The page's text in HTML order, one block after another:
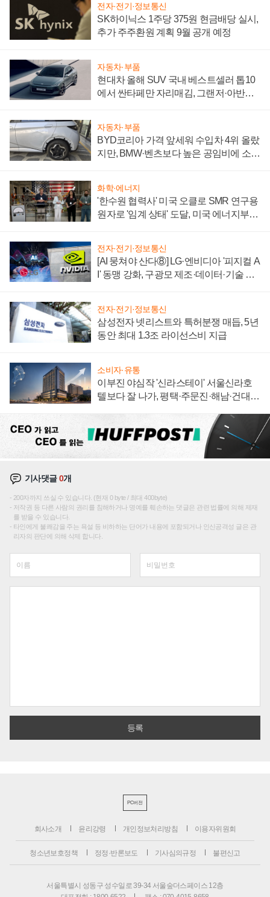
전자·전기·정보통신
SK하이닉스 1주당 375원 현금배당 실시,
추가 주주환원 계획 9월 공개 예정
자동차·부품
현대차 올해 SUV 국내 베스트셀러 톱10
에서 싼타페만 자리매김, 그랜저·아반떼
자동차·부품
BYD코리아 가격 앞세워 수입차 4위 올랐
지만, BMW·벤츠보다 높은 공임비에 소비
화학·에너지
'한수원 협력사' 미국 오클로 SMR 연구용
원자로 '임계 상태' 도달, 미국 에너지부
전자·전기·정보통신
[AI 뭉쳐야 산다⑧] LG·엔비디아 '피지컬 A
I' 동맹 강화, 구광모 제조·데이터·기술 결
전자·전기·정보통신
삼성전자 넷리스트와 특허분쟁 매듭, 5년
동안 최대 1.3조 라이선스비 지급
소비자·유통
이부진 야심작 '신라스테이' 서울신라호
텔보다 잘 나가, 평택·주문진·해남·건대로
기사댓글0개
200자까지 쓰실 수 있습니다. (현재 0 byte / 최대 400byte)
저작권 등 다른 사람의 권리를 침해하거나 명예를 훼손하는 댓글은 관련 법률에 의해 제재
를 받을 수 있습니다.
타인에게 불쾌감을 주는 욕설 등 비하하는 단어가 내용에 포함되거나 인신공격성 글은 관
리자의 판단에 의해 삭제 합니다.
PC버전
회사소개 윤리강령 개인정보처리방침 이용자위원회
청소년보호정책 정정·반론보도 기사심의규정 불편신고
서울특별시 성동구 성수일로 39-34 서울숲더스페이스 12층